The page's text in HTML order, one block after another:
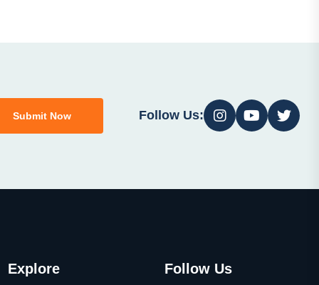
Submit Now Follow Us:
Explore Follow Us